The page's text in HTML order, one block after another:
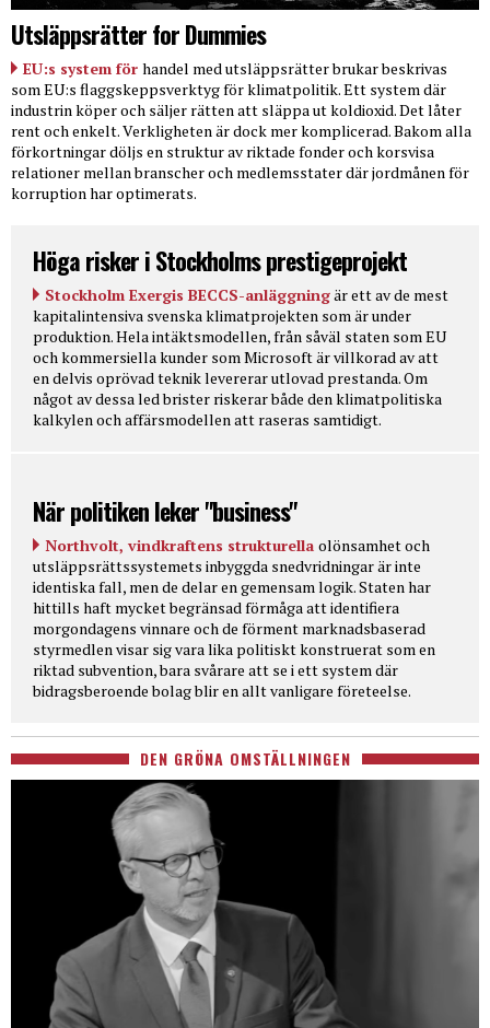
Utsläppsrätter for Dummies
EU:s system för handel med utsläppsrätter brukar beskrivas
som EU:s flaggskeppsverktyg för klimatpolitik. Ett system där
industrin köper och säljer rätten att släppa ut koldioxid. Det låter
rent och enkelt. Verkligheten är dock mer komplicerad. Bakom alla
förkortningar döljs en struktur av riktade fonder och korsvisa
relationer mellan branscher och medlemsstater där jordmånen för
korruption har optimerats.
Höga risker i Stockholms prestigeprojekt
Stockholm Exergis BECCS-anläggningär ett av de mest
kapitalintensiva svenska klimatprojekten som är under
produktion. Hela intäktsmodellen, från såväl staten som EU
och kommersiella kunder som Microsoft är villkorad av att
en delvis oprövad teknik levererar utlovad prestanda. Om
något av dessa led brister riskerar både den klimatpolitiska
kalkylen och affärsmodellen att raseras samtidigt.
När politiken leker "business"
Northvolt, vindkraftens strukturella olönsamhet och
utsläppsrättssystemets inbyggda snedvridningar är inte
identiska fall, men de delar en gemensam logik. Staten har
hittills haft mycket begränsad förmåga att identifiera
morgondagens vinnare och de förment marknadsbaserad
styrmedlen visar sig vara lika politiskt konstruerat som en
riktad subvention, bara svårare att se i ett system där
bidragsberoende bolag blir en allt vanligare företeelse.
DEN GRÖNA OMSTÄLLNINGEN